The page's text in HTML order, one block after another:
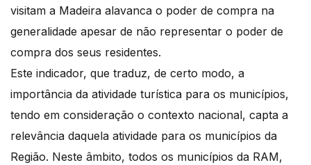
visitam a Madeira alavanca o poder de compra na
generalidade apesar de não representar o poder de
compra dos seus residentes.
Este indicador, que traduz, de certo modo, a
importância da atividade turística para os municípios,
tendo em consideração o contexto nacional, capta a
relevância daquela atividade para os municípios da
Região. Neste âmbito, todos os municípios da RAM,